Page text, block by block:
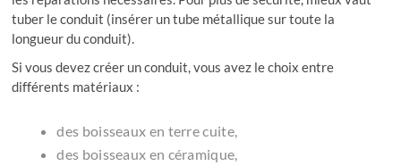
tuber le conduit (insérer un tube métallique sur toute la
longueur du conduit).
Si vous devez créer un conduit, vous avez le choix entre
différents matériaux :
des boisseaux en terre cuite,
des boisseaux en céramique,